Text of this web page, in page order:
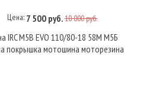
В корзину
Цена: 7 500 руб.10 000 руб.
IRC M5B EVO 110/80-18 58M М5Б
покрышка мотошина моторезина